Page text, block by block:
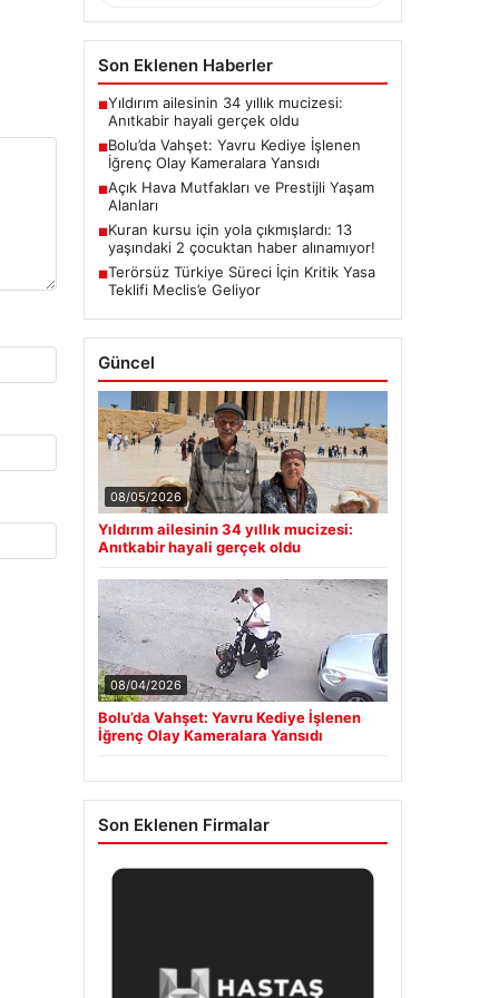
Son Eklenen Haberler
■Yıldırım ailesinin 34 yıllık mucizesi:
Anıtkabir hayali gerçek oldu
■Bolu’da Vahşet: Yavru Kediye İşlenen
İğrenç Olay Kameralara Yansıdı
■Açık Hava Mutfakları ve Prestijli Yaşam
Alanları
■Kuran kursu için yola çıkmışlardı: 13
yaşındaki 2 çocuktan haber alınamıyor!
■Terörsüz Türkiye Süreci İçin Kritik Yasa
Teklifi Meclis’e Geliyor
Güncel
08/05/2026
Yıldırım ailesinin 34 yıllık mucizesi:
Anıtkabir hayali gerçek oldu
08/04/2026
Bolu’da Vahşet: Yavru Kediye İşlenen
İğrenç Olay Kameralara Yansıdı
Son Eklenen Firmalar